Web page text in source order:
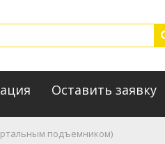
Оставить заявку
подъемником)